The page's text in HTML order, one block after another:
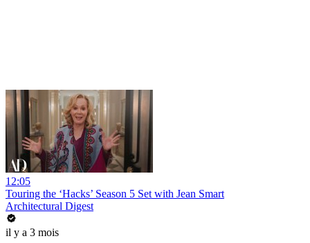
12:05
Touring the ‘Hacks’ Season 5 Set with Jean Smart
Architectural Digest
il y a 3 mois